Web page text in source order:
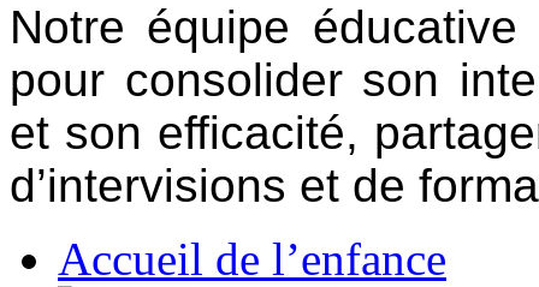
Notre équipe
pour consolider son
et son efficacité,
d’intervisions et de
Accueil de l’enfance